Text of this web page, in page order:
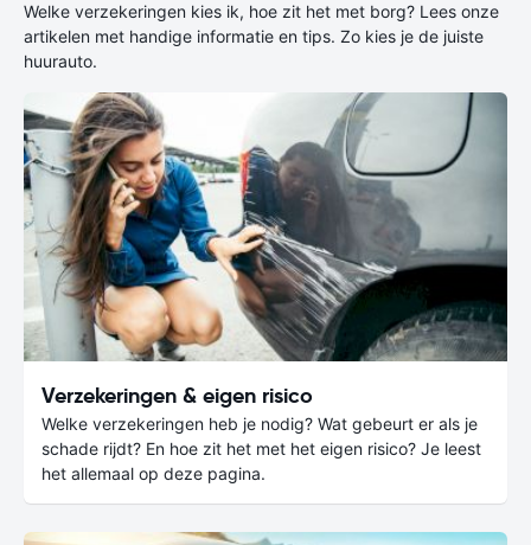
Welke verzekeringen kies ik, hoe zit het met borg? Lees onze
artikelen met handige informatie en tips. Zo kies je de juiste
huurauto.
Verzekeringen & eigen risico
Welke verzekeringen heb je nodig? Wat gebeurt er als je
schade rijdt? En hoe zit het met het eigen risico? Je leest
het allemaal op deze pagina.